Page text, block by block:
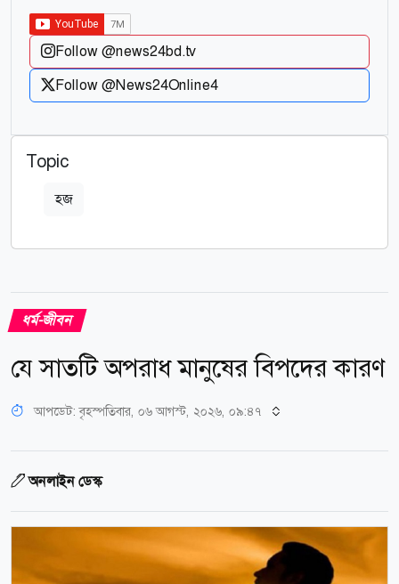
Follow @news24bd.tv
Follow @News24Online4
Topic
হজ
ধর্ম-জীবন
যে সাতটি অপরাধ মানুষের বিপদের কারণ
আপডেট: বৃহস্পতিবার, ০৬ আগস্ট, ২০২৬, ০৯:৪৭
অনলাইন ডেস্ক